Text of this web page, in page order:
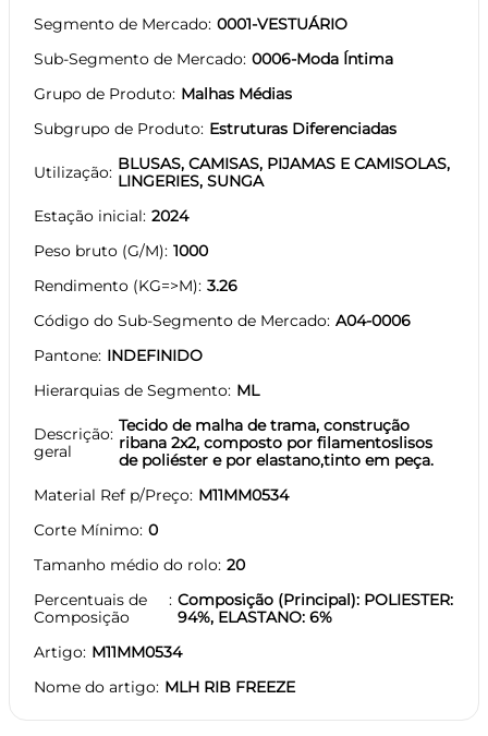
Segmento de Mercado 0001-VESTUÁRIO
Sub-Segmento de Mercado 0006-Moda Íntima
Grupo de Produto Malhas Médias
Subgrupo de Produto Estruturas Diferenciadas
Utilização BLUSAS, CAMISAS, PIJAMAS E CAMISOLAS,
LINGERIES, SUNGA
Estação inicial 2024
Peso bruto (G/M) 1000
Rendimento (KG=>M) 3.26
Código do Sub-Segmento de Mercado A04-0006
Pantone INDEFINIDO
Hierarquias de Segmento ML
Descrição
geral
Tecido de malha de trama, construção
ribana 2x2, composto por filamentoslisos
de poliéster e por elastano,tinto em peça.
Material Ref p/Preço M11MM0534
Corte Mínimo 0
Tamanho médio do rolo 20
Percentuais de
Composição
Composição (Principal): POLIESTER:
94%, ELASTANO: 6%
Artigo M11MM0534
Nome do artigo MLH RIB FREEZE